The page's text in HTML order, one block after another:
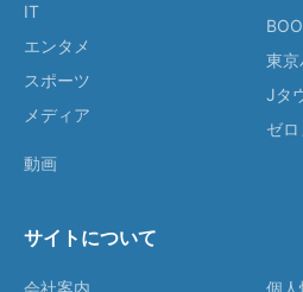
IT
エンタメ
スポーツ
メディア
動画
東京
Jタ
ゼロ
サイトについて
会社案内 個